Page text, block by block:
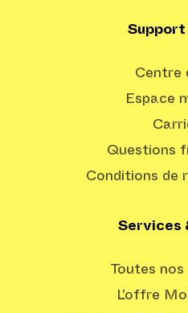
Support
Centre
Espace
Questions
Conditions de
Services
Toutes
L’offre